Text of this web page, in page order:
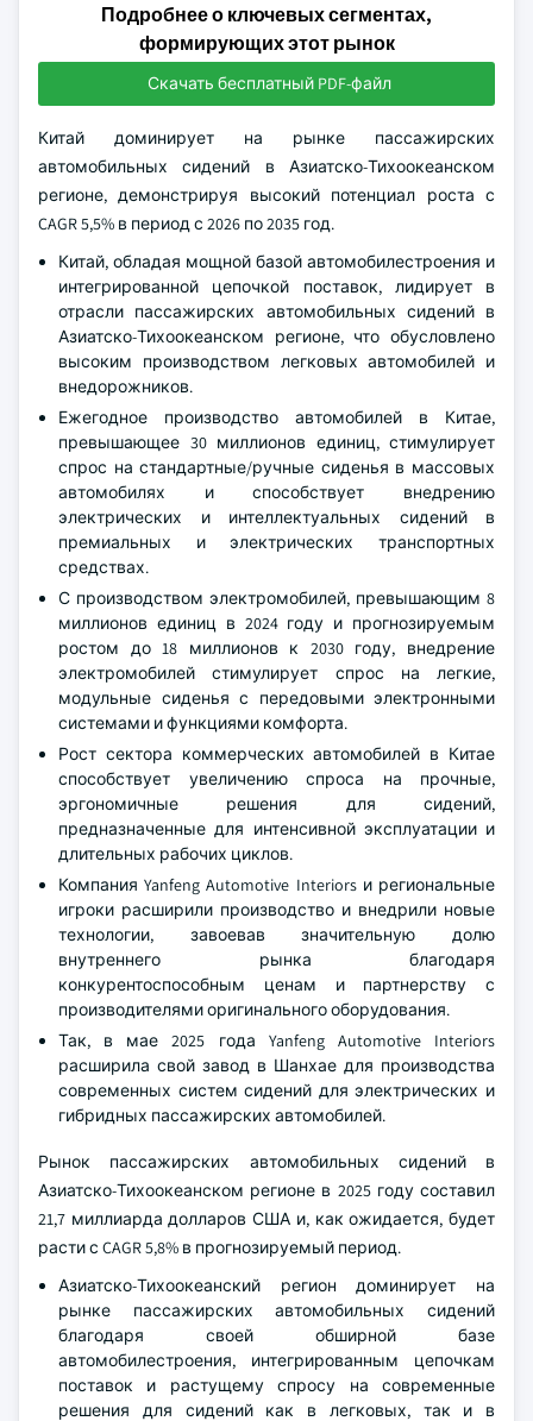
Подробнее о ключевых сегментах,
формирующих этот рынок
Скачать бесплатный PDF-файл
Китай доминирует на рынке пассажирских
автомобильных сидений в Азиатско-Тихоокеанском
регионе, демонстрируя высокий потенциал роста с
CAGR 5,5% в период с 2026 по 2035 год.
Китай, обладая мощной базой автомобилестроения и
интегрированной цепочкой поставок, лидирует в
отрасли пассажирских автомобильных сидений в
Азиатско-Тихоокеанском регионе, что обусловлено
высоким производством легковых автомобилей и
внедорожников.
Ежегодное производство автомобилей в Китае,
превышающее 30 миллионов единиц, стимулирует
спрос на стандартные/ручные сиденья в массовых
автомобилях и способствует внедрению
электрических и интеллектуальных сидений в
премиальных и электрических транспортных
средствах.
С производством электромобилей, превышающим 8
миллионов единиц в 2024 году и прогнозируемым
ростом до 18 миллионов к 2030 году, внедрение
электромобилей стимулирует спрос на легкие,
модульные сиденья с передовыми электронными
системами и функциями комфорта.
Рост сектора коммерческих автомобилей в Китае
способствует увеличению спроса на прочные,
эргономичные решения для сидений,
предназначенные для интенсивной эксплуатации и
длительных рабочих циклов.
Компания Yanfeng Automotive Interiors и региональные
игроки расширили производство и внедрили новые
технологии, завоевав значительную долю
внутреннего рынка благодаря
конкурентоспособным ценам и партнерству с
производителями оригинального оборудования.
Так, в мае 2025 года Yanfeng Automotive Interiors
расширила свой завод в Шанхае для производства
современных систем сидений для электрических и
гибридных пассажирских автомобилей.
Рынок пассажирских автомобильных сидений в
Азиатско-Тихоокеанском регионе в 2025 году составил
21,7 миллиарда долларов США и, как ожидается, будет
расти с CAGR 5,8% в прогнозируемый период.
Азиатско-Тихоокеанский регион доминирует на
рынке пассажирских автомобильных сидений
благодаря своей обширной базе
автомобилестроения, интегрированным цепочкам
поставок и растущему спросу на современные
решения для сидений как в легковых, так и в